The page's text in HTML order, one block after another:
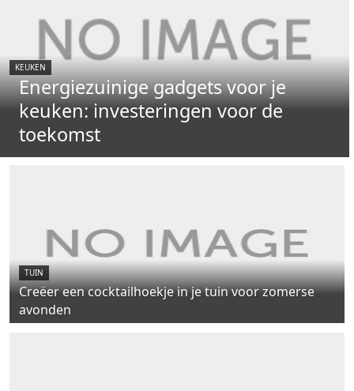
KEUKEN
Energiezuinige gadgets voor je
keuken: investeringen voor de
toekomst
TUIN
Creëer een cocktailhoekje in je tuin voor zomerse
avonden